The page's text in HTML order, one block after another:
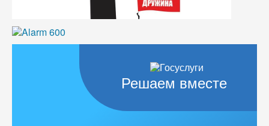
Решаем вместе